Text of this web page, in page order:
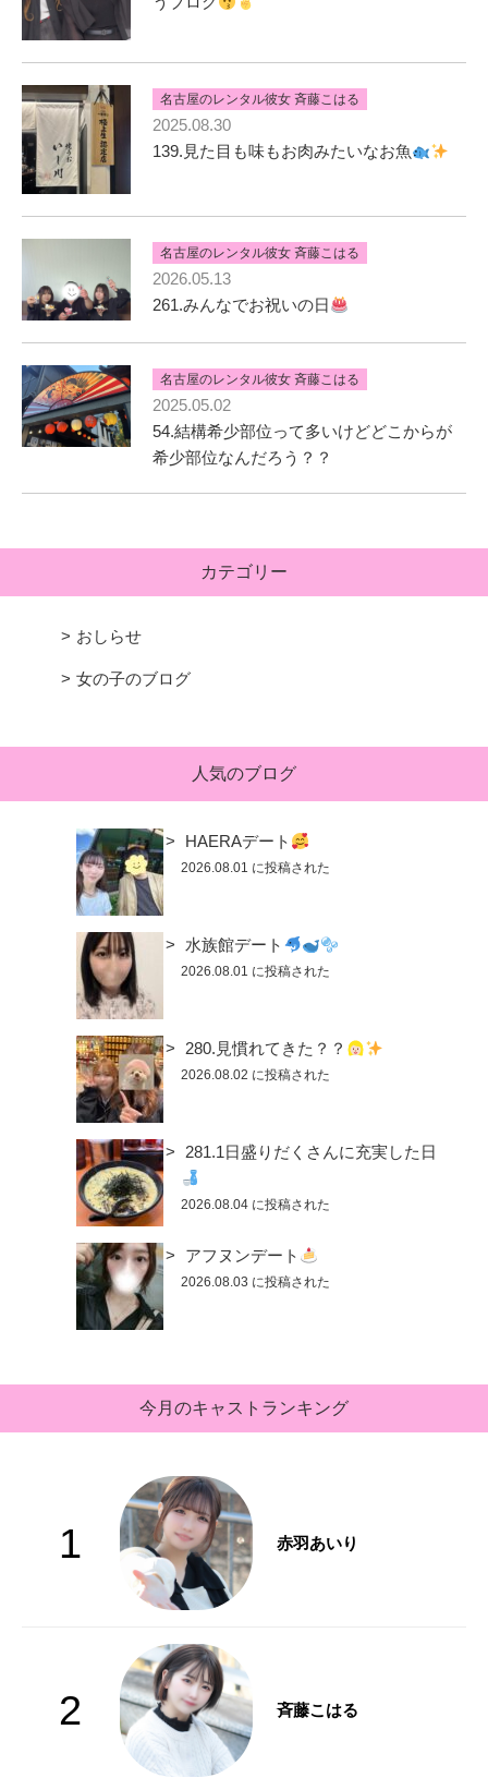
名古屋のレンタル彼女 斉藤こはる
2025.08.30
139.見た目も味もお肉みたいなお魚
名古屋のレンタル彼女 斉藤こはる
2026.05.13
261.みんなでお祝いの日
名古屋のレンタル彼女 斉藤こはる
2025.05.02
54.結構希少部位って多いけどどこからが
希少部位なんだろう？？
カテゴリー
おしらせ
女の子のブログ
人気のブログ
HAERAデート
2026.08.01 に投稿された
水族館デート
2026.08.01 に投稿された
280.見慣れてきた？？
2026.08.02 に投稿された
281.1日盛りだくさんに充実した日
2026.08.04 に投稿された
アフヌンデート
2026.08.03 に投稿された
今月のキャストランキング
1 赤羽あいり
2 斉藤こはる